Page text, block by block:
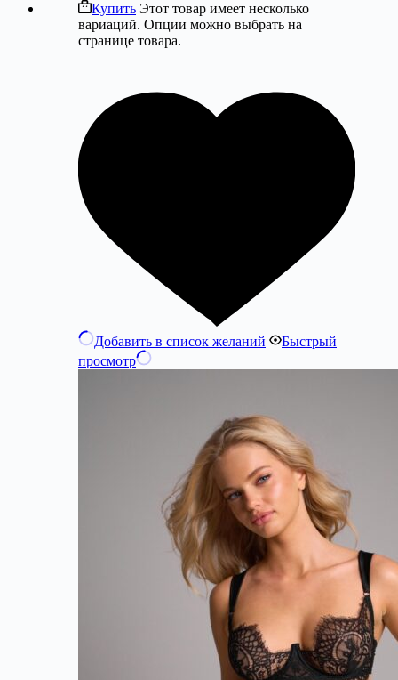
Купить Этот товар имеет несколько
вариаций. Опции можно выбрать на
странице товара.
Добавить в список желаний
Быстрый
просмотр